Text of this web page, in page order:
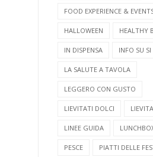
FOOD EXPERIENCE &
HALLOWEEN HEALTHY
IN DISPENSA INFO SU
LA SALUTE A TAVOLA
LEGGERO CON GUSTO
LIEVITATI DOLCI
LINEE GUIDA
PESCE PIATTI DELLE